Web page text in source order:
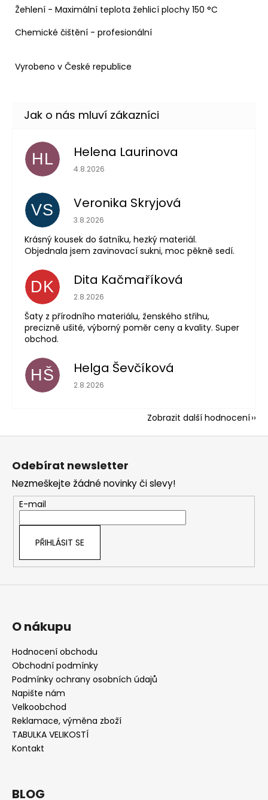
Žehlení - Maximální teplota žehlicí plochy 150 °C
Chemické čištění - profesionální
Vyrobeno v České republice
HL Helena Laurinova
Hodnocení obchodu je 5 z 5 hvězdiček.
4.8.2026
VS Veronika Skryjová
Hodnocení obchodu je 5 z 5 hvězdiček.
3.8.2026
Krásný kousek do šatníku, hezký materiál.
Objednala jsem zavinovací sukni, moc pěkně sedí.
DK Dita Kačmaříková
Hodnocení obchodu je 5 z 5 hvězdiček.
2.8.2026
Šaty z přírodního materiálu, ženského střihu,
precizně ušité, výborný poměr ceny a kvality. Super
obchod.
HŠ Helga Ševčíková
Hodnocení obchodu je 5 z 5 hvězdiček.
2.8.2026
Zobrazit další hodnocení
Z
Odebírat newsletter
Nezmeškejte žádné novinky či slevy!
E-mail
PŘIHLÁSIT SE
O nákupu
Hodnocení obchodu
Obchodní podmínky
Podmínky ochrany osobních údajů
Napište nám
Velkoobchod
Reklamace, výměna zboží
TABULKA VELIKOSTÍ
Kontakt
BLOG